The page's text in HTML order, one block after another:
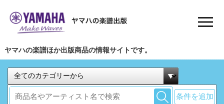
ヤマハの楽譜ほか出版商品の情報サイトです。
条件を追加